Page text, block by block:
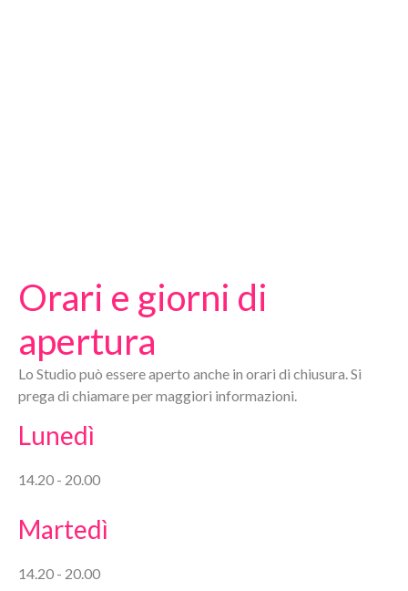
Orari e giorni di
apertura
Lo Studio può essere aperto anche in orari di chiusura. Si
prega di chiamare per maggiori informazioni.
Lunedì
14.20 - 20.00
Martedì
14.20 - 20.00